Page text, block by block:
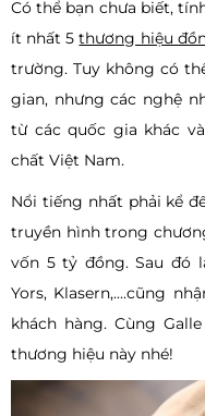
Có thể bạn chưa biết,
ít nhất 5thương hiệu
trường. Tuy không có
gian, nhưng các nghệ
từ các quốc gia khác
chất Việt Nam.
Nổi tiếng nhất phải kể
truyền hình trong
vốn 5 tỷ đồng. Sau đó
Yors, Klasern,....cũng
khách hàng. Cùng
thương hiệu này nhé!